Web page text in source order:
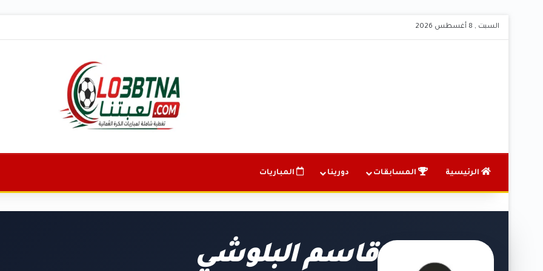
السبت , 8 أغسطس 2026
الرئيسية المسابقات دورينا المباريات
قاسم البلوشي